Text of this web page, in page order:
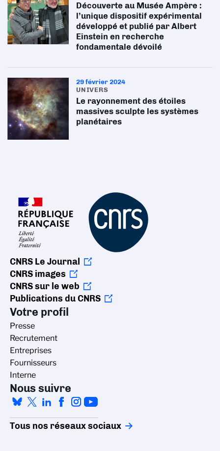
Découverte au Musée Ampère :
l’unique dispositif expérimental
développé et publié par Albert
Einstein en recherche
fondamentale dévoilé
29 février 2024
UNIVERS
Le rayonnement des étoiles
massives sculpte les systèmes
planétaires
CNRS Le Journal
CNRS images
CNRS sur le web
Publications du CNRS
Votre profil
Presse
Recrutement
Entreprises
Fournisseurs
Interne
Nous suivre
Tous nos réseaux sociaux